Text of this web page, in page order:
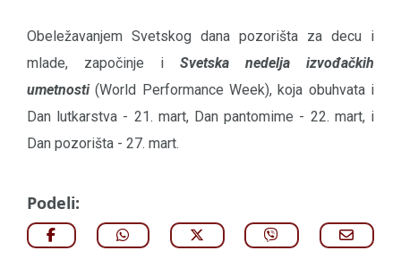
Obeležavanjem Svetskog dana pozorišta za decu i
mlade, započinje i Svetska nedelja izvođačkih
umetnosti(World Performance Week), koja obuhvata i
Dan lutkarstva - 21. mart, Dan pantomime - 22. mart, i
Dan pozorišta - 27. mart.
Podeli: